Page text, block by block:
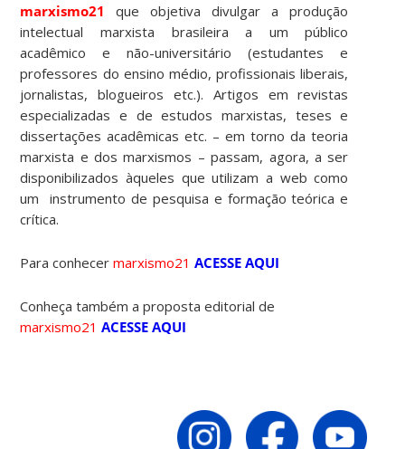
marxismo21que objetiva divulgar a produção
intelectual marxista brasileira a um público
acadêmico e não-universitário (estudantes e
professores do ensino médio, profissionais liberais,
jornalistas, blogueiros etc.). Artigos em revistas
especializadas e de estudos marxistas, teses e
dissertações acadêmicas etc. – em torno da teoria
marxista e dos marxismos – passam, agora, a ser
disponibilizados àqueles que utilizam a web como
um instrumento de pesquisa e formação teórica e
crítica.
Para conhecermarxismo21 ACESSE AQUI
Conheça também a proposta editorial de
marxismo21 ACESSE AQUI